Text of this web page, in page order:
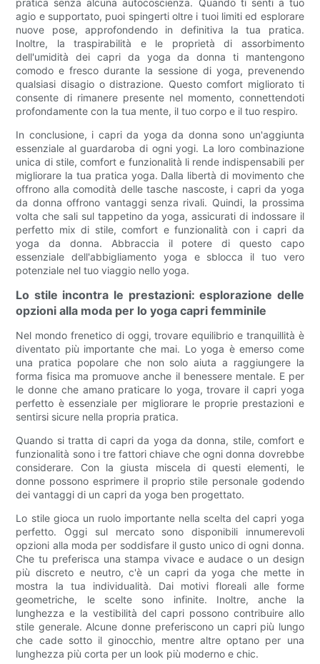
pratica senza alcuna autocoscienza. Quando ti senti a tuo
agio e supportato, puoi spingerti oltre i tuoi limiti ed esplorare
nuove pose, approfondendo in definitiva la tua pratica.
Inoltre, la traspirabilità e le proprietà di assorbimento
dell'umidità dei capri da yoga da donna ti mantengono
comodo e fresco durante la sessione di yoga, prevenendo
qualsiasi disagio o distrazione. Questo comfort migliorato ti
consente di rimanere presente nel momento, connettendoti
profondamente con la tua mente, il tuo corpo e il tuo respiro.
In conclusione, i capri da yoga da donna sono un'aggiunta
essenziale al guardaroba di ogni yogi. La loro combinazione
unica di stile, comfort e funzionalità li rende indispensabili per
migliorare la tua pratica yoga. Dalla libertà di movimento che
offrono alla comodità delle tasche nascoste, i capri da yoga
da donna offrono vantaggi senza rivali. Quindi, la prossima
volta che sali sul tappetino da yoga, assicurati di indossare il
perfetto mix di stile, comfort e funzionalità con i capri da
yoga da donna. Abbraccia il potere di questo capo
essenziale dell'abbigliamento yoga e sblocca il tuo vero
potenziale nel tuo viaggio nello yoga.
Lo stile incontra le prestazioni: esplorazione delle
opzioni alla moda per lo yoga capri femminile
Nel mondo frenetico di oggi, trovare equilibrio e tranquillità è
diventato più importante che mai. Lo yoga è emerso come
una pratica popolare che non solo aiuta a raggiungere la
forma fisica ma promuove anche il benessere mentale. E per
le donne che amano praticare lo yoga, trovare il capri yoga
perfetto è essenziale per migliorare le proprie prestazioni e
sentirsi sicure nella propria pratica.
Quando si tratta di capri da yoga da donna, stile, comfort e
funzionalità sono i tre fattori chiave che ogni donna dovrebbe
considerare. Con la giusta miscela di questi elementi, le
donne possono esprimere il proprio stile personale godendo
dei vantaggi di un capri da yoga ben progettato.
Lo stile gioca un ruolo importante nella scelta del capri yoga
perfetto. Oggi sul mercato sono disponibili innumerevoli
opzioni alla moda per soddisfare il gusto unico di ogni donna.
Che tu preferisca una stampa vivace e audace o un design
più discreto e neutro, c'è un capri da yoga che mette in
mostra la tua individualità. Dai motivi floreali alle forme
geometriche, le scelte sono infinite. Inoltre, anche la
lunghezza e la vestibilità del capri possono contribuire allo
stile generale. Alcune donne preferiscono un capri più lungo
che cade sotto il ginocchio, mentre altre optano per una
lunghezza più corta per un look più moderno e chic.